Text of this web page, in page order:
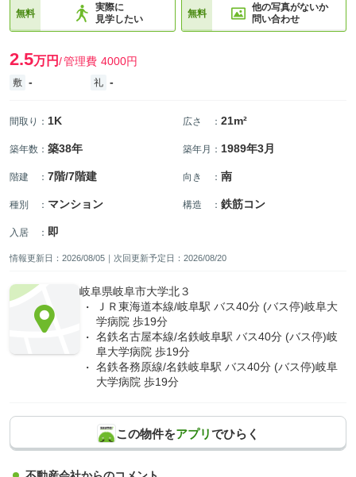
無料
実際に
見学したい
無料
他の写真がないか
問い合わせ
2.5万円 管理費 4000円
敷 - 礼 -
間取り ： 1K 広さ ： 21m²
築年数 ： 築38年 築年月 ： 1989年3月
階建 ： 7階/7階建 向き ： 南
種別 ： マンション 構造 ： 鉄筋コン
入居 ： 即
情報更新日：2026/08/05｜次回更新予定日：2026/08/20
岐阜県岐阜市大学北３
ＪＲ東海道本線/岐阜駅 バス40分 (バス停)岐阜大
学病院 歩19分
名鉄名古屋本線/名鉄岐阜駅 バス40分 (バス停)岐
阜大学病院 歩19分
名鉄各務原線/名鉄岐阜駅 バス40分 (バス停)岐阜
大学病院 歩19分
この物件をアプリでひらく